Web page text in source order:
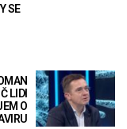
SE
LIDI
O